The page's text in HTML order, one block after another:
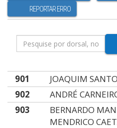
REPORTAR ERRO
901
JOAQUIM
902
ANDRÉ
903
BERNARDO
MENDRICO